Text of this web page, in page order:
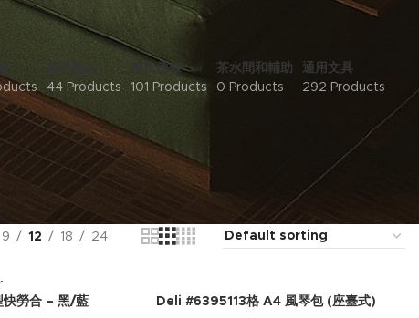
44 Products
簿及便條
101 Products
茶水間和輔助
0 Products
通用文具
292 Products
9 12 18 24
勞合 – 黑/藍 Deli #6395113格 A4 風琴包 (座臺式)